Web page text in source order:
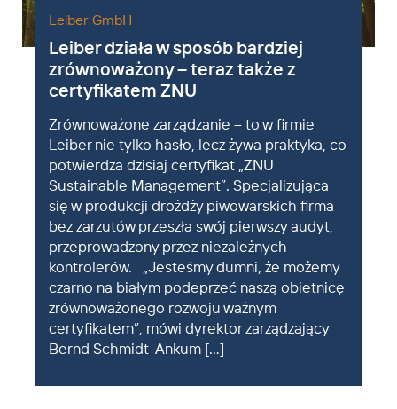
Leiber działa w sposób bardziej
zrównoważony – teraz także z
certyfikatem ZNU
Zrównoważone zarządzanie – to w firmie
Leiber nie tylko hasło, lecz żywa praktyka, co
potwierdza dzisiaj certyfikat „ZNU
Sustainable Management”. Specjalizująca
się w produkcji drożdży piwowarskich firma
bez zarzutów przeszła swój pierwszy audyt,
przeprowadzony przez niezależnych
kontrolerów. „Jesteśmy dumni, że możemy
czarno na białym podeprzeć naszą obietnicę
zrównoważonego rozwoju ważnym
certyfikatem”, mówi dyrektor zarządzający
Bernd Schmidt-Ankum […]
Leiber GmbH